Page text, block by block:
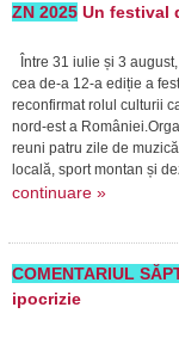
ZN 2025Un festival
Între 31 iulie și 3
cea de-a 12-a ediție a
reconfirmat rolul culturii
nord-est a
reuni patru zile de
locală, sport montan și
continuare »
COMENTARIUL
ipocrizie